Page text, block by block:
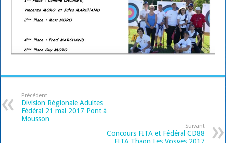
Précédent
Division Régionale Adultes
Fédéral 21 mai 2017 Pont à
Mousson
Suivant
Concours FITA et Fédéral CD88